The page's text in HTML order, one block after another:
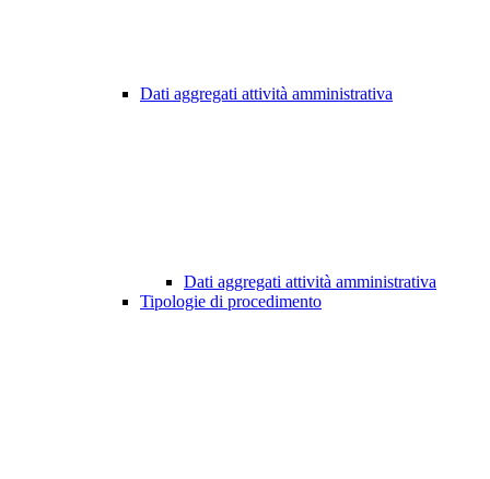
Dati aggregati attività amministrativa
Dati aggregati attività amministrativa
Tipologie di procedimento